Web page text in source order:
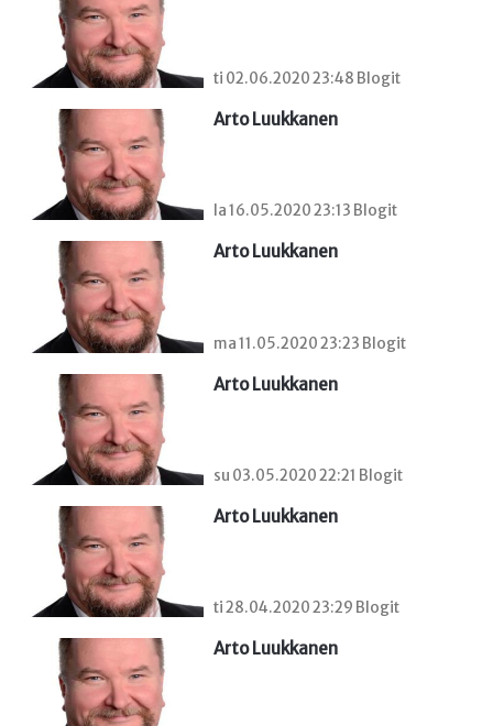
ti 02.06.2020 23:48 Blogit
Arto Luukkanen
la 16.05.2020 23:13 Blogit
Arto Luukkanen
ma 11.05.2020 23:23 Blogit
Arto Luukkanen
su 03.05.2020 22:21 Blogit
Arto Luukkanen
ti 28.04.2020 23:29 Blogit
Arto Luukkanen